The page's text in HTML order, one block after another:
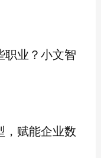
职业？小文智
，赋能企业数